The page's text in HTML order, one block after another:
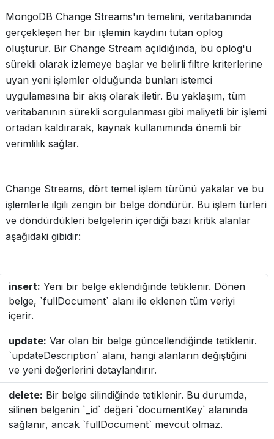
MongoDB Change Streams'ın temelini, veritabanında
gerçekleşen her bir işlemin kaydını tutan oplog
oluşturur. Bir Change Stream açıldığında, bu oplog'u
sürekli olarak izlemeye başlar ve belirli filtre kriterlerine
uyan yeni işlemler olduğunda bunları istemci
uygulamasına bir akış olarak iletir. Bu yaklaşım, tüm
veritabanının sürekli sorgulanması gibi maliyetli bir işlemi
ortadan kaldırarak, kaynak kullanımında önemli bir
verimlilik sağlar.
Change Streams, dört temel işlem türünü yakalar ve bu
işlemlerle ilgili zengin bir belge döndürür. Bu işlem türleri
ve döndürdükleri belgelerin içerdiği bazı kritik alanlar
aşağıdaki gibidir:
insert: Yeni bir belge eklendiğinde tetiklenir. Dönen
belge, `fullDocument` alanı ile eklenen tüm veriyi
içerir.
update: Var olan bir belge güncellendiğinde tetiklenir.
`updateDescription` alanı, hangi alanların değiştiğini
ve yeni değerlerini detaylandırır.
delete: Bir belge silindiğinde tetiklenir. Bu durumda,
silinen belgenin `_id` değeri `documentKey` alanında
sağlanır, ancak `fullDocument` mevcut olmaz.